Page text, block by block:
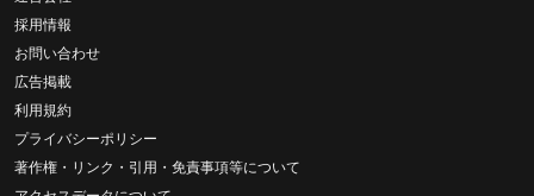
採用情報
お問い合わせ
広告掲載
利用規約
プライバシーポリシー
著作権・リンク・引用・免責事項等について